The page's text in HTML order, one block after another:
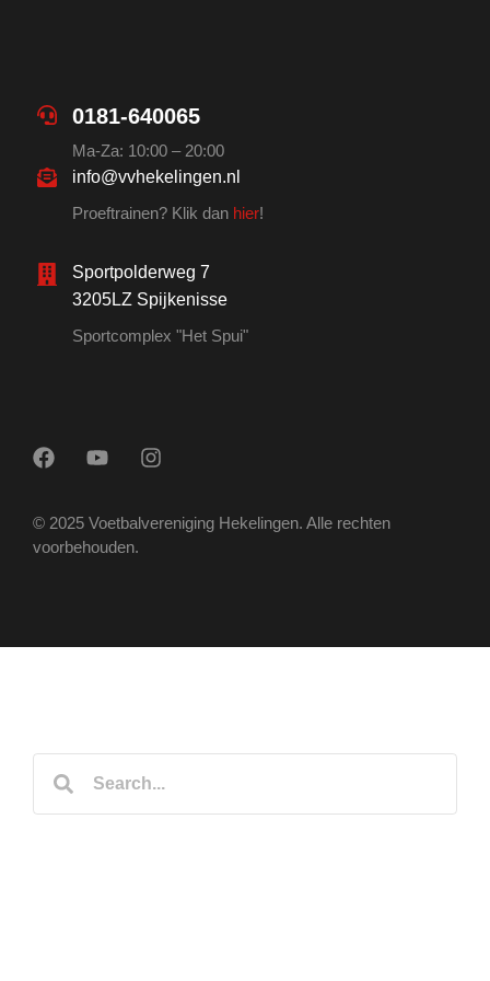
0181-640065
Ma-Za: 10:00 – 20:00
info@vvhekelingen.nl
Proeftrainen? Klik dan hier!
Sportpolderweg 7
3205LZ Spijkenisse
Sportcomplex "Het Spui"
© 2025 Voetbalvereniging Hekelingen. Alle rechten
voorbehouden.